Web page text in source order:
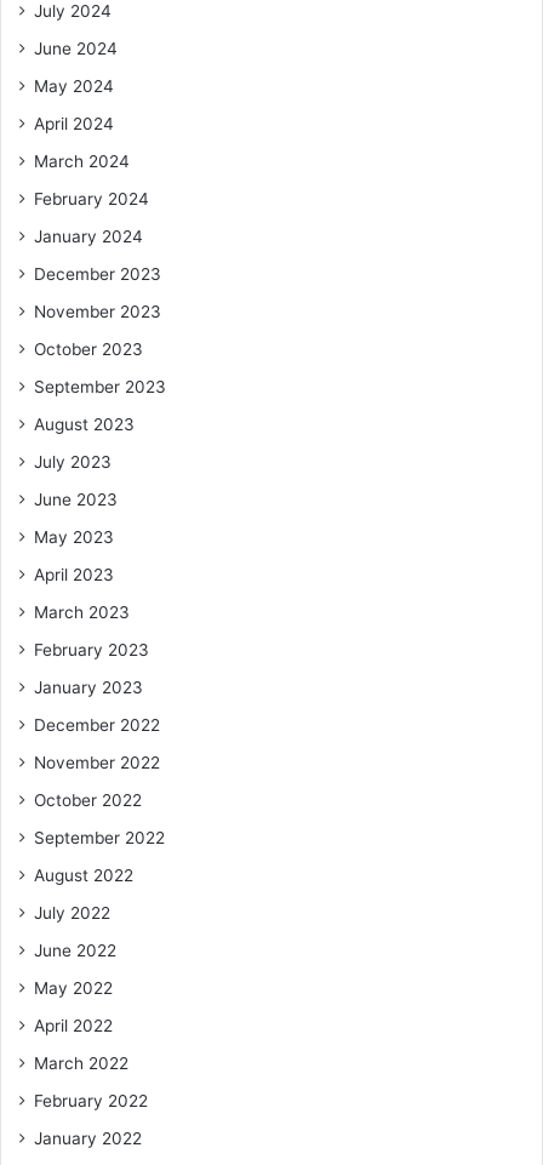
July 2024
June 2024
May 2024
April 2024
March 2024
February 2024
January 2024
December 2023
November 2023
October 2023
September 2023
August 2023
July 2023
June 2023
May 2023
April 2023
March 2023
February 2023
January 2023
December 2022
November 2022
October 2022
September 2022
August 2022
July 2022
June 2022
May 2022
April 2022
March 2022
February 2022
January 2022